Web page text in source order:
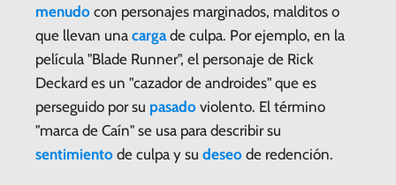
menudo con personajes marginados, malditos o
que llevan una cargade culpa. Por ejemplo, en la
película "Blade Runner", el personaje de Rick
Deckard es un "cazador de androides" que es
perseguido por su pasado violento. El término
"marca de Caín" se usa para describir su
sentimiento de culpa y su deseo de redención.